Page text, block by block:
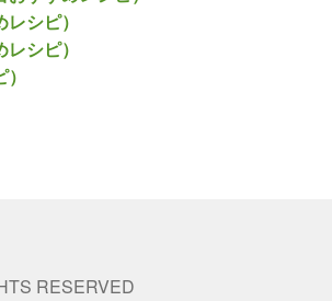
シピ）
シピ）
RESERVED